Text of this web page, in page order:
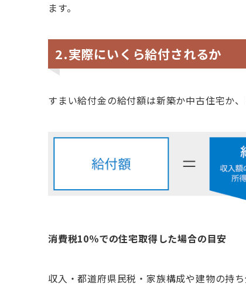
ます。
2.実際にいくら給付されるか
すまい給付金の給付額は新築か中古住宅か
消費税10％での住宅取得した場合の目安
収入・都道府県民税・家族構成や建物の持